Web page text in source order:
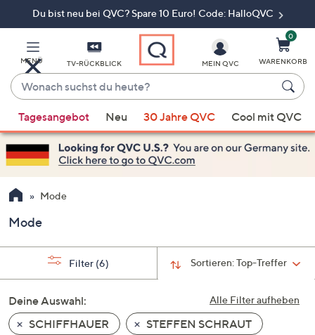
Du bist neu bei QVC? Spare 10 Euro! Code: HalloQVC
MENÜ TV-RÜCKBLICK
Wonach
suchst
du
heute?
Vorschläge
verfügbar
sind,
verwenden
Sie
Pfeiltasten
nach
und
nach
unten
oder
MEIN QVC
0
WARENKORB
Tagesangebot Neu 30 Jahre QVC Cool mit QVC
Mode
Mode
Sortieren:Top-Treffer
Filter (6)
Alle Filter aufheben
Deine Auswahl:
SCHIFFHAUER
STEFFEN SCHRAUT